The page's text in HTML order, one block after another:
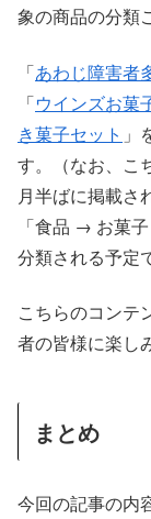
象の商品の分類
「あわじ障害者
「ウインズお菓
き菓子セット 」
す。（なお、こ
月半ばに掲載さ
「食品 → お菓
分類される予定
こちらのコンテ
者の皆様に楽し
まとめ
今回の記事の内